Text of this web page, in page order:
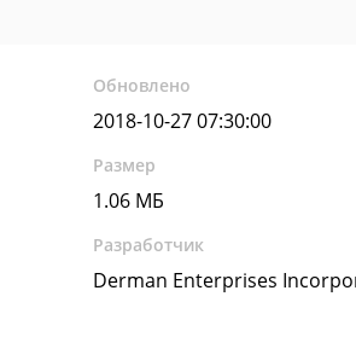
Обновлено
2018-10-27 07:30:00
Размер
1.06 МБ
Разработчик
Derman Enterprises